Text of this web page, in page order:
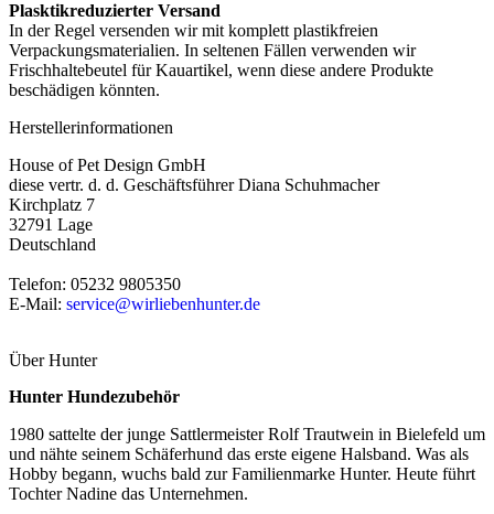
Plasktikreduzierter Versand
In der Regel versenden wir mit komplett plastikfreien
Verpackungsmaterialien. In seltenen Fällen verwenden wir
Frischhaltebeutel für Kauartikel, wenn diese andere Produkte
beschädigen könnten.
Herstellerinformationen
House of Pet Design GmbH
diese vertr. d. d. Geschäftsführer Diana Schuhmacher
Kirchplatz 7
32791 Lage
Deutschland
Telefon: 05232 9805350
E-Mail: service@wirliebenhunter.de
ÜberHunter
Hunter Hundezubehör
1980 sattelte der junge Sattlermeister Rolf Trautwein in Bielefeld um
und nähte seinem Schäferhund das erste eigene Halsband. Was als
Hobby begann, wuchs bald zur Familienmarke Hunter. Heute führt
Tochter Nadine das Unternehmen.